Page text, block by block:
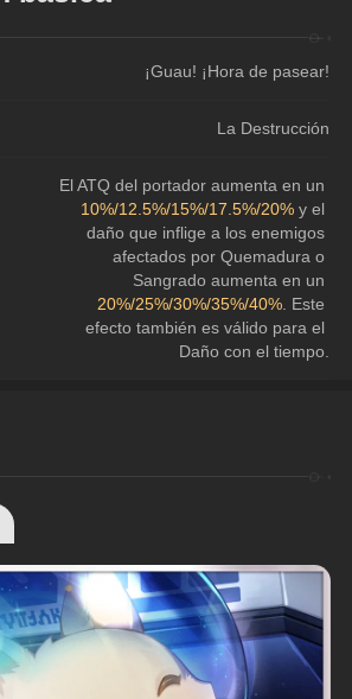
¡Guau! ¡Hora de pasear!
La Destrucción
El ATQ del portador aumenta en un
10%/12.5%/15%/17.5%/20% y el
daño que inflige a los enemigos
afectados por Quemadura o
Sangrado aumenta en un
20%/25%/30%/35%/40% . Este
efecto también es válido para el
Daño con el tiempo.